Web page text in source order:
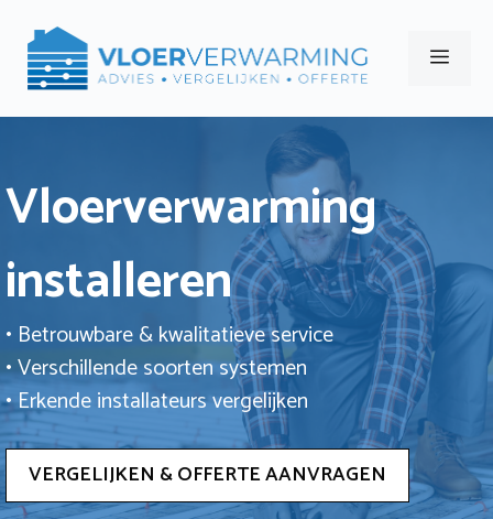
naar
Menu
Vloerverwarming
installeren
• Betrouwbare & kwalitatieve service
• Verschillende soorten systemen
• Erkende installateurs vergelijken
VERGELIJKEN & OFFERTE AANVRAGEN